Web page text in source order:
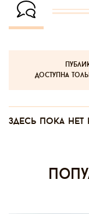
доступна
Здесь пока